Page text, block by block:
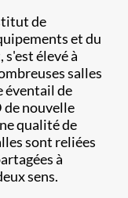
de
et du
élevé à
salles
éventail de
de nouvelle
qualité de
sont reliées
à
sens.